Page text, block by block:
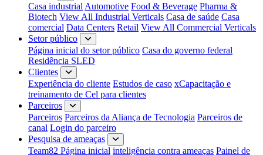
Casa industrial Automotive Food & Beverage Pharma &
Biotech View All Industrial Verticals Casa de saúde Casa
comercial Data Centers Retail View All Commercial Verticals
Setor público
Página inicial do setor público Casa do governo federal
Residência SLED
Clientes
Experiência do cliente Estudos de caso xCapacitação e
treinamento de Cel para clientes
Parceiros
Parceiros Parceiros da Aliança de Tecnologia Parceiros de
canal Login do parceiro
Pesquisa de ameaças
Team82 Página inicial inteligência contra ameaças Painel de